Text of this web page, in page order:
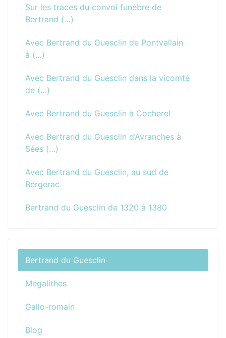
Sur les traces du convoi funèbre de
Bertrand (…)
Avec Bertrand du Guesclin de Pontvallain
à (…)
Avec Bertrand du Guesclin dans la vicomté
de (…)
Avec Bertrand du Guesclin à Cocherel
Avec Bertrand du Guesclin d’Avranches à
Sées (…)
Avec Bertrand du Guesclin, au sud de
Bergerac
Bertrand du Guesclin de 1320 à 1380
Bertrand du Guesclin
Mégalithes
Gallo-romain
Blog